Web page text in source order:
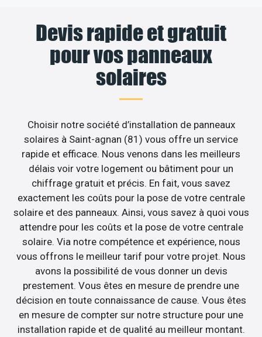
Devis rapide et gratuit
pour vos panneaux
solaires
Choisir notre société d’installation de panneaux
solaires à Saint-agnan (81) vous offre un service
rapide et efficace. Nous venons dans les meilleurs
délais voir votre logement ou bâtiment pour un
chiffrage gratuit et précis. En fait, vous savez
exactement les coûts pour la pose de votre centrale
solaire et des panneaux. Ainsi, vous savez à quoi vous
attendre pour les coûts et la pose de votre centrale
solaire. Via notre compétence et expérience, nous
vous offrons le meilleur tarif pour votre projet. Nous
avons la possibilité de vous donner un devis
prestement. Vous êtes en mesure de prendre une
décision en toute connaissance de cause. Vous êtes
en mesure de compter sur notre structure pour une
installation rapide et de qualité au meilleur montant.